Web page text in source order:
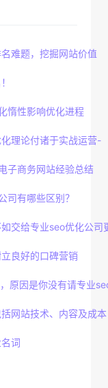
难题，挖掘网站价值
惰性影响优化进程
理论付诸于实战运营-
子商务网站经验总结
司有哪些区别？
交给专业seo优化公司
良好的口碑营销
原因是你没有请专业
网站技术、内容及成本
词